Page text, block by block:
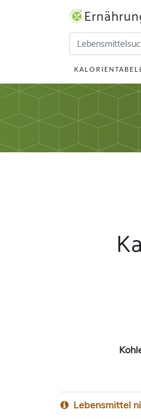
Lebensmittel